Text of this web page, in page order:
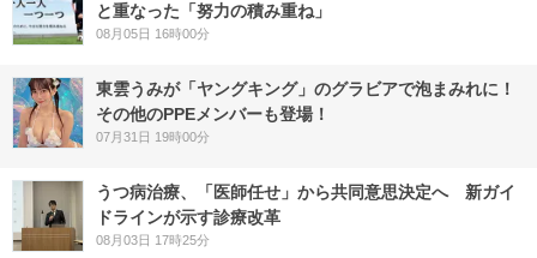
と重なった「努力の積み重ね」
08月05日 16時00分
東雲うみが「ヤングキング」のグラビアで泡まみれに！
その他のPPEメンバーも登場！
07月31日 19時00分
うつ病治療、「医師任せ」から共同意思決定へ 新ガイ
ドラインが示す診療改革
08月03日 17時25分